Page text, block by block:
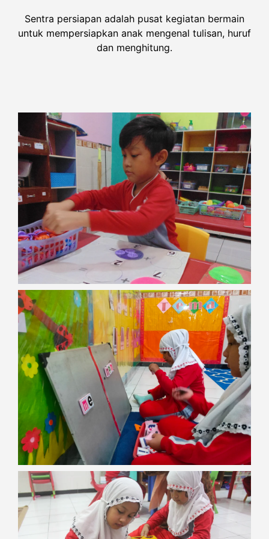
Sentra persiapan adalah pusat kegiatan bermain
untuk mempersiapkan anak mengenal tulisan, huruf
dan menghitung.